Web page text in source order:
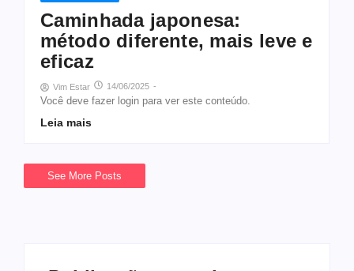
Caminhada japonesa:
método diferente, mais leve e
eficaz
Vim Estar 14/06/2025 -
Você deve fazer login para ver este conteúdo.
Leia mais
See More Posts